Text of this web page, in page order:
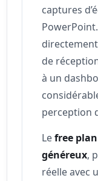
captures
de
à un
perception
Lefree
généreux,
réelle avec